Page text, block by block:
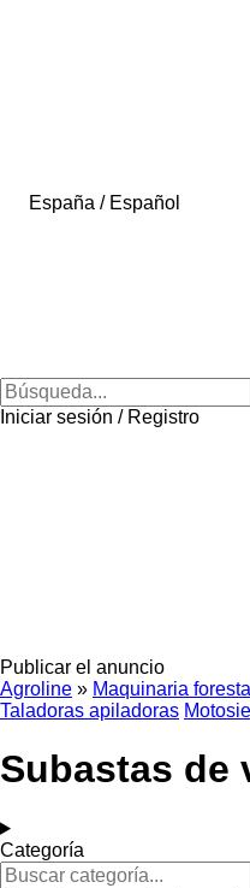
España / Español
Iniciar sesión / Registro
Publicar el anuncio
Agroline » Maquinaria forestal
Taladoras apiladoras
Subastas de
Categoría